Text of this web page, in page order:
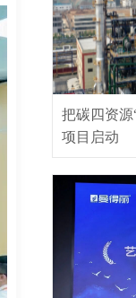
把碳四资
项目启动